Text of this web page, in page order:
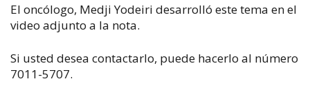
El oncólogo, Medji Yodeiri desarrolló este tema en el
video adjunto a la nota.
Si usted desea contactarlo, puede hacerlo al número
7011-5707.